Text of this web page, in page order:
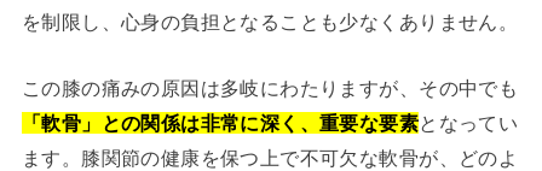
を制限し、心身の負担となることも少なくありません。
この膝の痛みの原因は多岐にわたりますが、その中でも
「軟骨」との関係は非常に深く、重要な要素となってい
ます。膝関節の健康を保つ上で不可欠な軟骨が、どのよ